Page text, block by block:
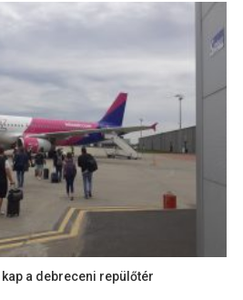
a debreceni repülőtér